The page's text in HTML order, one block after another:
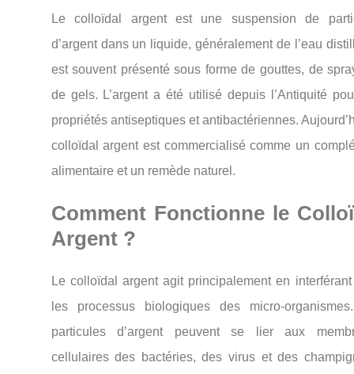
Le colloïdal argent est une suspension de
d’argent dans un liquide, généralement de l’eau
est souvent présenté sous forme de gouttes, de
de gels. L’argent a été utilisé depuis l’Antiquité
propriétés antiseptiques et antibactériennes.
colloïdal argent est commercialisé comme un
alimentaire et un remède naturel.
Comment Fonctionne le
Argent ?
Le colloïdal argent agit principalement en
les processus biologiques des micro-
particules d’argent peuvent se lier aux
cellulaires des bactéries, des virus et des